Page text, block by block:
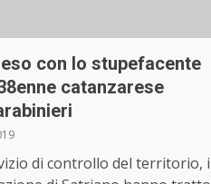
con lo stupefacente
catanzarese
di controllo del territorio, i